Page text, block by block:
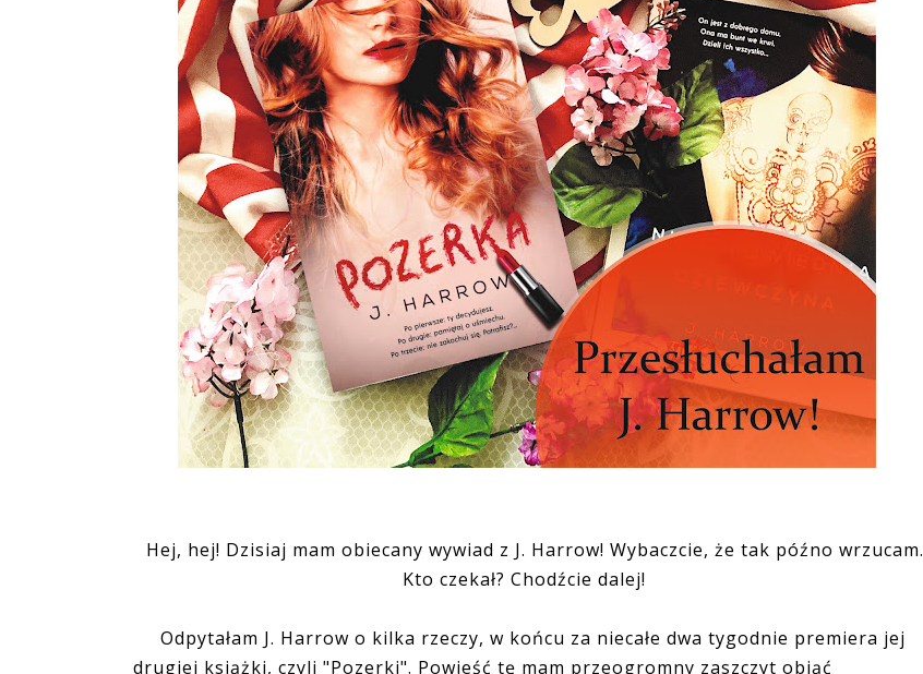
Hej, hej! Dzisiaj mam obiecany wywiad z J. Harrow! Wybaczcie, że tak późno wrzucam.
Kto czekał? Chodźcie dalej!
Odpytałam J. Harrow o kilka rzeczy, w końcu za niecałe dwa tygodnie premiera jej
drugiej książki, czyli "Pozerki". Powieść tę mam przeogromny zaszczyt objąć